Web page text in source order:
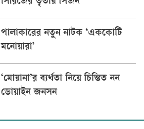
পালাকারের নতুন নাটক ‘এককোটি
মনোয়ারা’
‘মোয়ানা’র ব্যর্থতা নিয়ে চিন্তিত নন
ডোয়াইন জনসন